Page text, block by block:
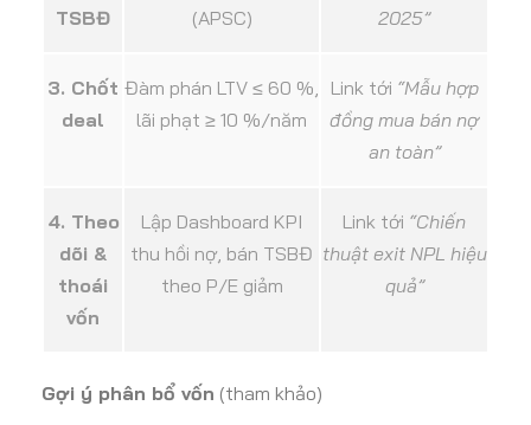
TSBĐ
(APSC)
2025”
3. Chốt
deal
Đàm phán LTV ≤ 60 %,
lãi phạt ≥ 10 %/năm
Link tới “Mẫu hợp
đồng mua bán nợ
an toàn”
4. Theo
dõi &
thoái
vốn
Lập Dashboard KPI
thu hồi nợ, bán TSBĐ
theo P/E giảm
Link tới “Chiến
thuật exit NPL hiệu
quả”
Gợi ý phân bổ vốn (tham khảo)